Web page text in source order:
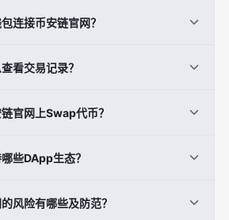
连接币安链官网？
网络：名称BNB Smart Chain，
。从Binance交易所提现少
证地址余额。启用硬件钱包Ledger，
全第一，永不分享私钥。（142字）
看交易记录？
详细交易哈希、区块号、Gas使用和确
转账。Pro版付费解锁图表分析。官网
同步，稍等几分钟。结合DeBank
官网上Swap代币？
交易对如BNB/CAKE，输入金额设滑点
<strong>币安链官网</strong>
些DApp生态？
DEX、Venus借贷、Alpaca Finance杠
风险有哪些及防范？